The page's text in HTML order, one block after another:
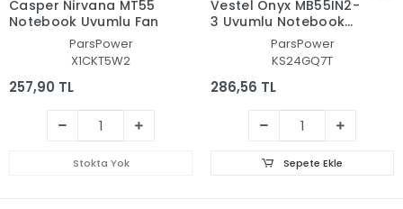
Casper Nirvana MT55
Notebook Uyumlu Fan
ParsPower
X1CKT5W2
257,90 TL
Stokta Yok
Vestel Onyx MB55IN2-
3 Uyumlu Notebook
ParsPower
KS24GQ7T
286,56 TL
Sepete Ekle